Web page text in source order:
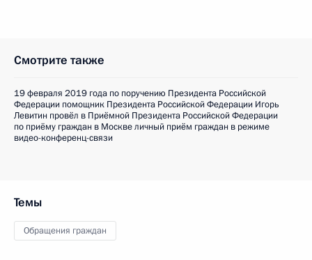
Смотрите также
19 февраля 2019 года по поручению Президента Российской
Федерации помощник Президента Российской Федерации Игорь
Левитин провёл в Приёмной Президента Российской Федерации
по приёму граждан в Москве личный приём граждан в режиме
видео-конференц-связи
Темы
Обращения граждан